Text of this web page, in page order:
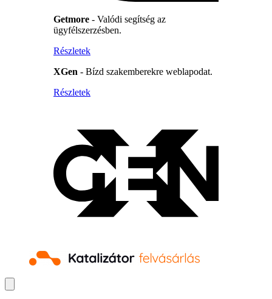
Getmore - Valódi segítség az
ügyfélszerzésben.
Részletek
XGen - Bízd szakemberekre weblapodat.
Részletek